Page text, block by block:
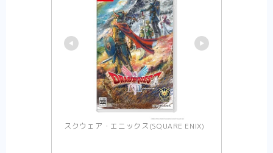
スクウェア・エニックス(SQUARE ENIX)